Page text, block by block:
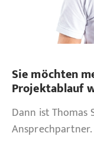
Sie möchten
Projektablauf
Dann ist
Ansprechpartner.